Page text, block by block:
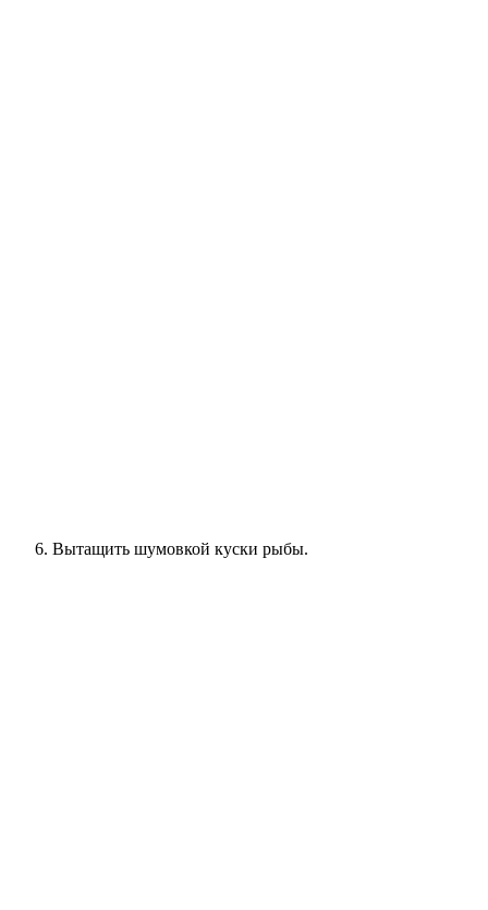
Вытащить шумовкой куски рыбы.